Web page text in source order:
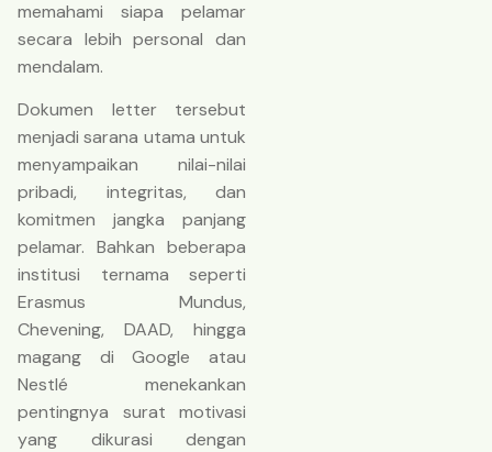
memahami siapa pelamar
secara lebih personal dan
mendalam.
Dokumen letter tersebut
menjadi sarana utama untuk
menyampaikan nilai-nilai
pribadi, integritas, dan
komitmen jangka panjang
pelamar. Bahkan beberapa
institusi ternama seperti
Erasmus Mundus,
Chevening, DAAD, hingga
magang di Google atau
Nestlé menekankan
pentingnya surat motivasi
yang dikurasi dengan